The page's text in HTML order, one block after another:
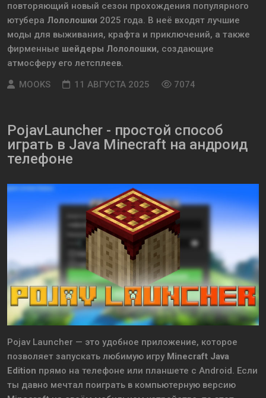
повторяющий новый сезон прохождения популярного
ютубера Лололошки 2025 года. В неё входят лучшие
моды для выживания, крафта и приключений, а также
фирменные шейдеры Лололошки, создающие
атмосферу его летсплеев.
MOOKS
11 АВГУСТА 2025 7074
PojavLauncher - простой способ
играть в Java Minecraft на андроид
телефоне
Pojav Launcher — это удобное приложение, которое
позволяет запускать любимую игру Minecraft Java
Edition прямо на телефоне или планшете с Android. Если
ты давно мечтал поиграть в компьютерную версию